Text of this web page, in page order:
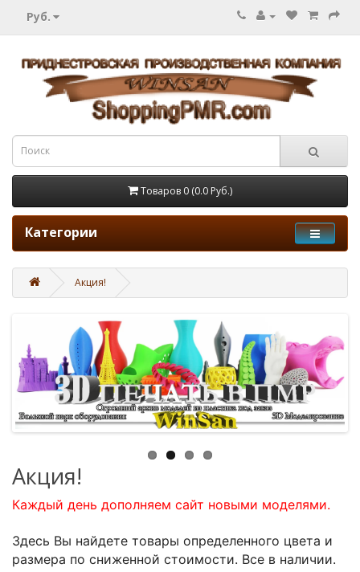
Руб.
Товаров 0 (0.0 Руб.)
Категории
Акция!
Акция!
Каждый день дополняем сайт новыми моделями.
Здесь Вы найдете товары определенного цвета и
размера по сниженной стоимости. Все в наличии.